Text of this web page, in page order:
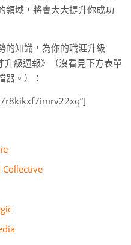
領域，將會大大提升你成功
的知識，為你的職涯升級
升級週報》（沒看見下方表單
器。）：